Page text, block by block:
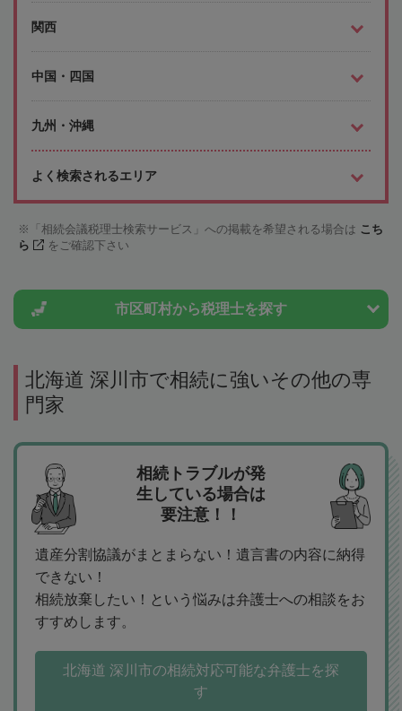
関西
中国・四国
九州・沖縄
よく検索されるエリア
「相続会議税理士検索サービス」への掲載を希望される場合は こち
ら
をご確認下さい
市区町村から税理士を探す
北海道 深川市で相続に強いその他の専
門家
相続トラブルが発
生している場合は
要注意！！
遺産分割協議がまとまらない！遺言書の内容に納得
できない！
相続放棄したい！という悩みは弁護士への相談をお
すすめします。
北海道 深川市の相続対応可能な弁護士を探
す